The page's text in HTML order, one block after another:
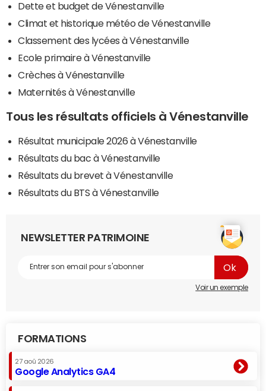
Dette et budget de Vénestanville
Climat et historique météo de Vénestanville
Classement des lycées à Vénestanville
Ecole primaire à Vénestanville
Crèches à Vénestanville
Maternités à Vénestanville
Tous les résultats officiels à Vénestanville
Résultat municipale 2026 à Vénestanville
Résultats du bac à Vénestanville
Résultats du brevet à Vénestanville
Résultats du BTS à Vénestanville
NEWSLETTER PATRIMOINE
Voir un exemple
FORMATIONS
27 aoû 2026
Google Analytics GA4